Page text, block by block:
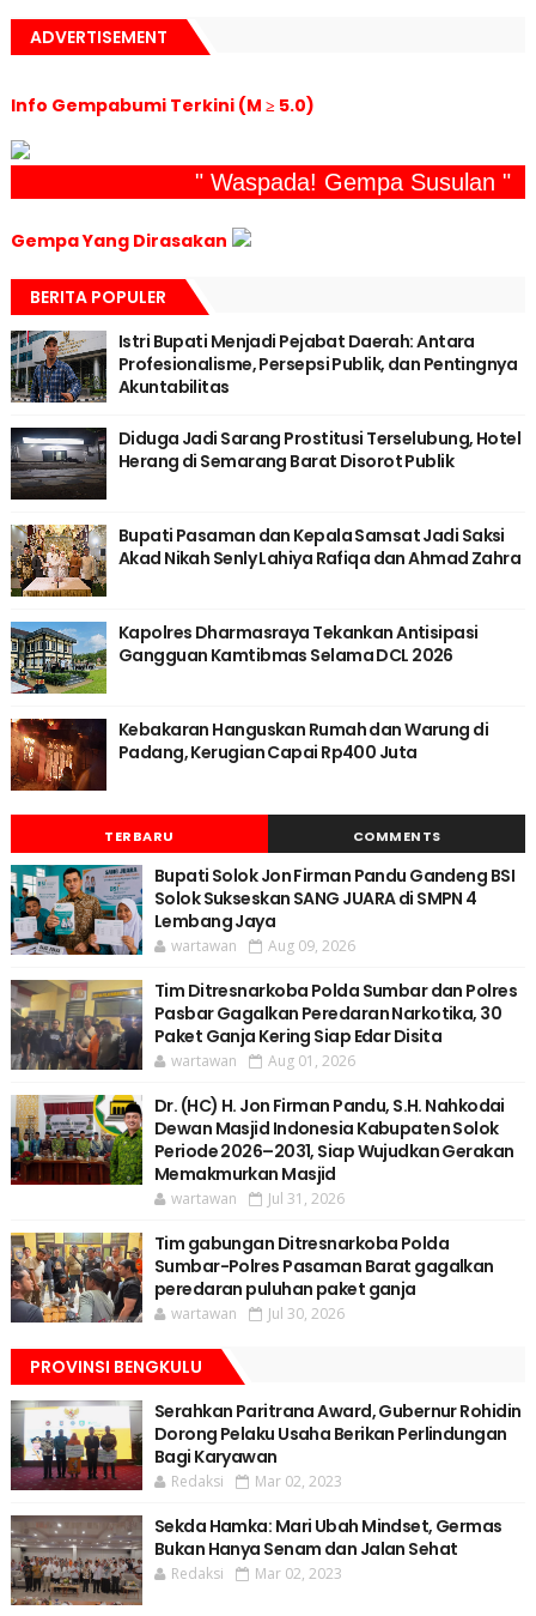
ADVERTISEMENT
Info Gempabumi Terkini (M ≥ 5.0)
" Waspada! Gempa Susulan "
Gempa Yang Dirasakan
BERITA POPULER
Istri Bupati Menjadi Pejabat Daerah: Antara
Profesionalisme, Persepsi Publik, dan Pentingnya
Akuntabilitas
Diduga Jadi Sarang Prostitusi Terselubung, Hotel
Herang di Semarang Barat Disorot Publik
Bupati Pasaman dan Kepala Samsat Jadi Saksi
Akad Nikah Senly Lahiya Rafiqa dan Ahmad Zahra
Kapolres Dharmasraya Tekankan Antisipasi
Gangguan Kamtibmas Selama DCL 2026
Kebakaran Hanguskan Rumah dan Warung di
Padang, Kerugian Capai Rp400 Juta
TERBARU COMMENTS
Bupati Solok Jon Firman Pandu Gandeng BSI
Solok Sukseskan SANG JUARA di SMPN 4
Lembang Jaya
wartawan Aug 09, 2026
Tim Ditresnarkoba Polda Sumbar dan Polres
Pasbar Gagalkan Peredaran Narkotika, 30
Paket Ganja Kering Siap Edar Disita
wartawan Aug 01, 2026
Dr. (HC) H. Jon Firman Pandu, S.H. Nahkodai
Dewan Masjid Indonesia Kabupaten Solok
Periode 2026–2031, Siap Wujudkan Gerakan
Memakmurkan Masjid
wartawan Jul 31, 2026
Tim gabungan Ditresnarkoba Polda
Sumbar-Polres Pasaman Barat gagalkan
peredaran puluhan paket ganja
wartawan Jul 30, 2026
PROVINSI BENGKULU
Serahkan Paritrana Award, Gubernur Rohidin
Dorong Pelaku Usaha Berikan Perlindungan
Bagi Karyawan
Redaksi Mar 02, 2023
Sekda Hamka: Mari Ubah Mindset, Germas
Bukan Hanya Senam dan Jalan Sehat
Redaksi Mar 02, 2023